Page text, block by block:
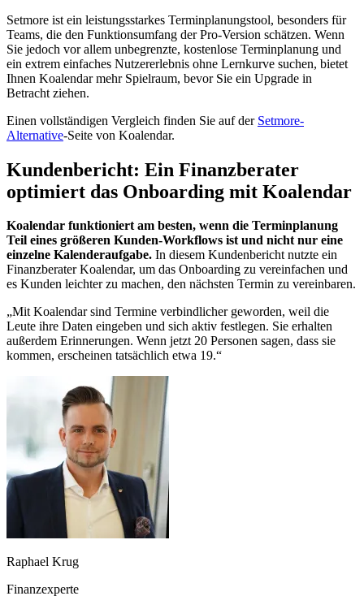
Setmore ist ein leistungsstarkes Terminplanungstool, besonders für
Teams, die den Funktionsumfang der Pro-Version schätzen. Wenn
Sie jedoch vor allem unbegrenzte, kostenlose Terminplanung und
ein extrem einfaches Nutzererlebnis ohne Lernkurve suchen, bietet
Ihnen Koalendar mehr Spielraum, bevor Sie ein Upgrade in
Betracht ziehen.
Einen vollständigen Vergleich finden Sie auf der Setmore-
Alternative-Seite von Koalendar.
Kundenbericht: Ein Finanzberater
optimiert das Onboarding mit Koalendar
Koalendar funktioniert am besten, wenn die Terminplanung
Teil eines größeren Kunden-Workflows ist und nicht nur eine
einzelne Kalenderaufgabe. In diesem Kundenbericht nutzte ein
Finanzberater Koalendar, um das Onboarding zu vereinfachen und
es Kunden leichter zu machen, den nächsten Termin zu vereinbaren.
„Mit Koalendar sind Termine verbindlicher geworden, weil die
Leute ihre Daten eingeben und sich aktiv festlegen. Sie erhalten
außerdem Erinnerungen. Wenn jetzt 20 Personen sagen, dass sie
kommen, erscheinen tatsächlich etwa 19.“
Raphael Krug
Finanzexperte